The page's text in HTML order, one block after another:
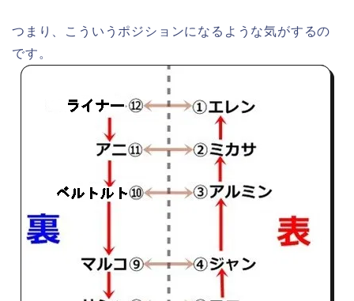
つまり、こういうポジションになるような気がするの
です。